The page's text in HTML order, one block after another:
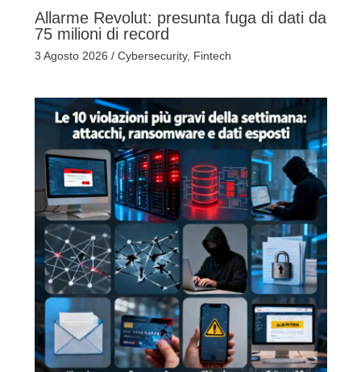
Allarme Revolut: presunta fuga di dati da
75 milioni di record
3 Agosto 2026 / Cybersecurity, Fintech